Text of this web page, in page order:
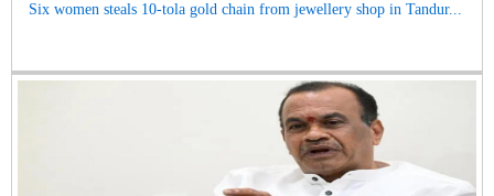
Six women steals 10-tola gold chain from jewellery shop in Tandur...